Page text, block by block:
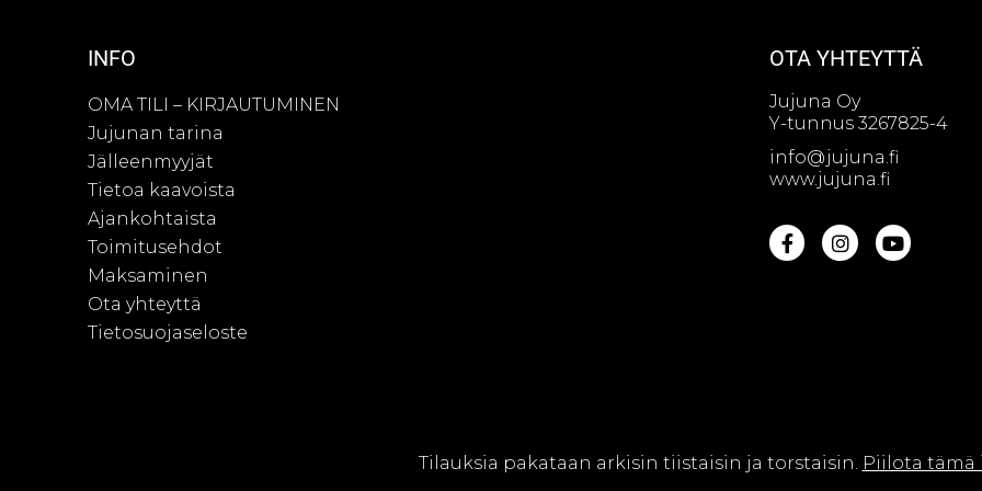
Tilauksia pakataan arkisin tiistaisin ja torstaisin. Piilota tämä
INFO
OMA TILI – KIRJAUTUMINEN
Jujunan tarina
Jälleenmyyjät
Tietoa kaavoista
Ajankohtaista
Toimitusehdot
Maksaminen
Ota yhteyttä
Tietosuojaseloste
OTA YHTEYTTÄ
Jujuna Oy
Y-tunnus 3267825-4
info@jujuna.fi
www.jujuna.fi
© Jujuna Oy || Web design bySivutaikuri Oy